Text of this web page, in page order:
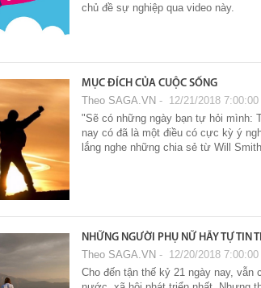
chủ đề sự nghiệp qua video này.
MỤC ĐÍCH CỦA CUỘC SỐNG
Theo SAGA.VN ‐ 12/21/2018 7:00:00
"Sẽ có những ngày bạn tự hỏi mình:
nay có đã là một điều có cực kỳ ý
lắng nghe những chia sẻ từ Will
NHỮNG NGƯỜI PHỤ NỮ HÃY TỰ TIN
Theo SAGA.VN ‐ 12/20/2018 7:00:00
Cho đến tận thế kỷ 21 ngày nay,